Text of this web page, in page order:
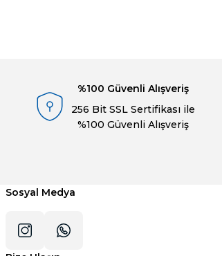
Ürün bilgilerinde hatalar bulunuyor.
Ürün fiyatı diğer sitelerden daha pahalı.
%100 Güvenli Alışveriş
256 Bit SSL Sertifikası ile
%100 Güvenli Alışveriş
Sosyal Medya